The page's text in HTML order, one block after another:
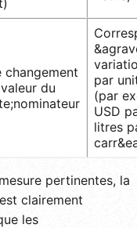
changement
du
par
(par
USD
litres
pertinentes, la
clairement
les